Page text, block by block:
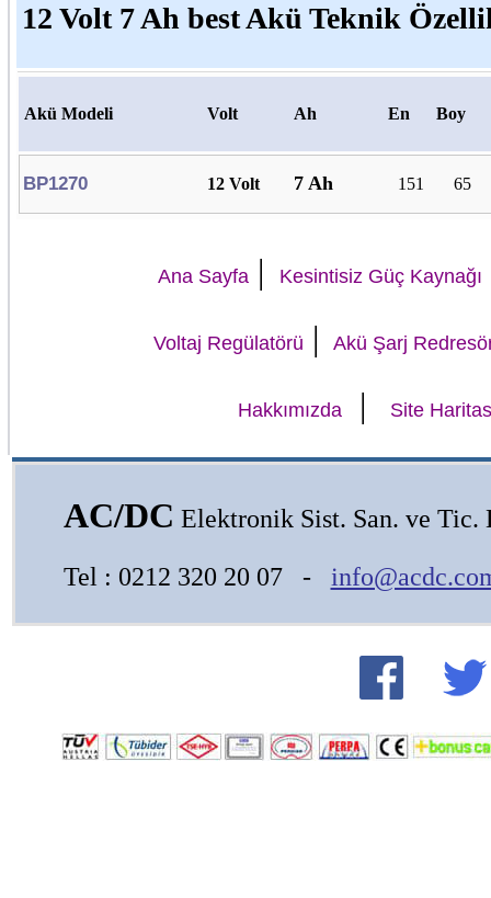
12 Volt 7 Ah best Akü Teknik
Akü Modeli Volt Ah En Boy
BP1270 12 Volt 7 Ah 151 65
Ana Sayfa| Kesintisiz Güç Kaynağı
Voltaj Regülatörü | Akü Şarj
Hakkımızda| Site
AC/DC Elektronik Sist. San. ve Tic.
Tel : 0212 320 20 07 -